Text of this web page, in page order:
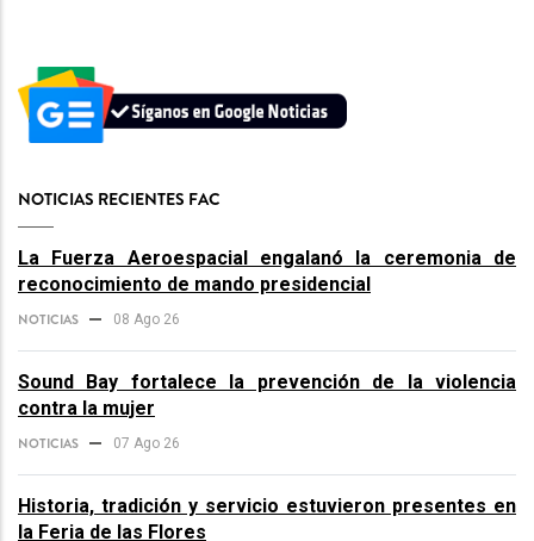
NOTICIAS RECIENTES FAC
La Fuerza Aeroespacial engalanó la ceremonia de
reconocimiento de mando presidencial
NOTICIAS 08 Ago 26
Sound Bay fortalece la prevención de la violencia
contra la mujer
NOTICIAS 07 Ago 26
Historia, tradición y servicio estuvieron presentes en
la Feria de las Flores